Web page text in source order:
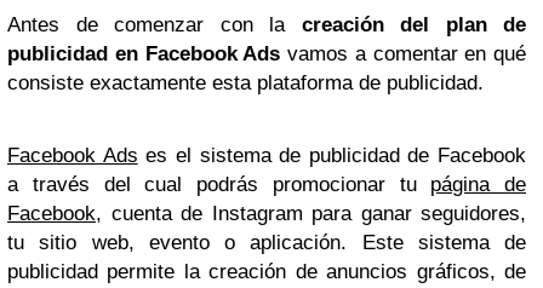
Antes de comenzar con la creación del plan de
publicidad en Facebook Ads vamos a comentar en qué
consiste exactamente esta plataforma de publicidad.
Facebook Ads es el sistema de publicidad de Facebook
a través del cual podrás promocionar tu página de
Facebook, cuenta de Instagram para ganar seguidores,
tu sitio web, evento o aplicación. Este sistema de
publicidad permite la creación de anuncios gráficos, de